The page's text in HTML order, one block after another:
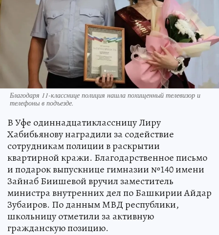
Благодаря 11-класснице полиция нашла похищенный телевизор и
телефоны в подъезде.
В Уфе одиннадцатиклассницу Лиру
Хабибьянову наградили за содействие
сотрудникам полиции в раскрытии
квартирной кражи. Благодарственное письмо
и подарок выпускнице гимназии №140 имени
Зайнаб Биишевой вручил заместитель
министра внутренних дел по Башкирии Айдар
Зубаиров. По данным МВД республики,
школьницу отметили за активную
гражданскую позицию.